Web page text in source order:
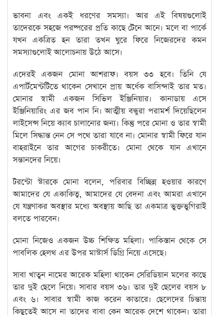
ভাবনা এবং একই ধরণের সমস্যা। আর এই বিষয়গুলোই
তাদেরকে সহজে পরষ্পরের প্রতি কাছে টেনে আনে। মলে বা পার্কে
যখন একত্রিত হন তারা তখন ঘুরে ফিরে নিজেরদের কমন
সমস্যাগুলোই আলোচনায় উঠে আসে।
এদেরই একজন মোনা আশরাফ। বয়স ৩৩ হবে। তিনি যে
এপার্টমেন্টটিতে থাকেন সেখানে প্রায় অর্ধেক বাসিন্দাই তার মত।
মোনার স্বামী একজন সিভিল ইঞ্জিনিয়ার। কানাডায় এসে
ইঞ্জিনিয়ারিং এর জব পান নি। আত্মীয় বন্ধুরা পরামর্শ দিয়েছিলেন
লাইসেন্স নিয়ে ক্যাব চালানোর জন্য। কিন্তু পরে মোনা ও তার স্বামী
মিলে সিদ্ধান্ত নেন সে পথে তারা যাবে না। মোনার স্বামী ফিরে যান
বাহরাইনে তার আগের চাকরীতে। মোনা থেকে যান এখানে
সন্তানদের নিয়ে।
টরন্টো স্টারকে মোনা বলেন, পরিবার বিচ্ছিন্ন হওয়ার কারণে
আমাদের যে একাকিত্ব, আমাদের যে বেদনা এবং আমরা এখানে
যে যন্ত্রণাকর অবস্থার মধ্যে অবস্থায় আছি তা একমাত্র ভুক্তভুগিরাই
বলতে পারবেন।
মোনা নিজেও একজন উচ্চ শিক্ষিত মহিলা। পাকিস্তান থেকে সে
পাবলিক হেলথ এর উপর মাস্টার্স ডিগ্রি নিয়ে এসেছে।
সাবা খাতুন নামের আরেক মহিলা থাকেন সেরিডিয়ান মলের কাছে
তার দুই ছেলে নিয়ে। সাবার বয়স ৩৬। তার দুই ছেলের বয়স ৮
এবং ৬। সাবার স্বামী কাজ করেন কাতারে। ছেলেদের চিন্তায়
কিছুতেই আসে না তাদের বাবা কেন আরেক দেশে থাকেন। তারা